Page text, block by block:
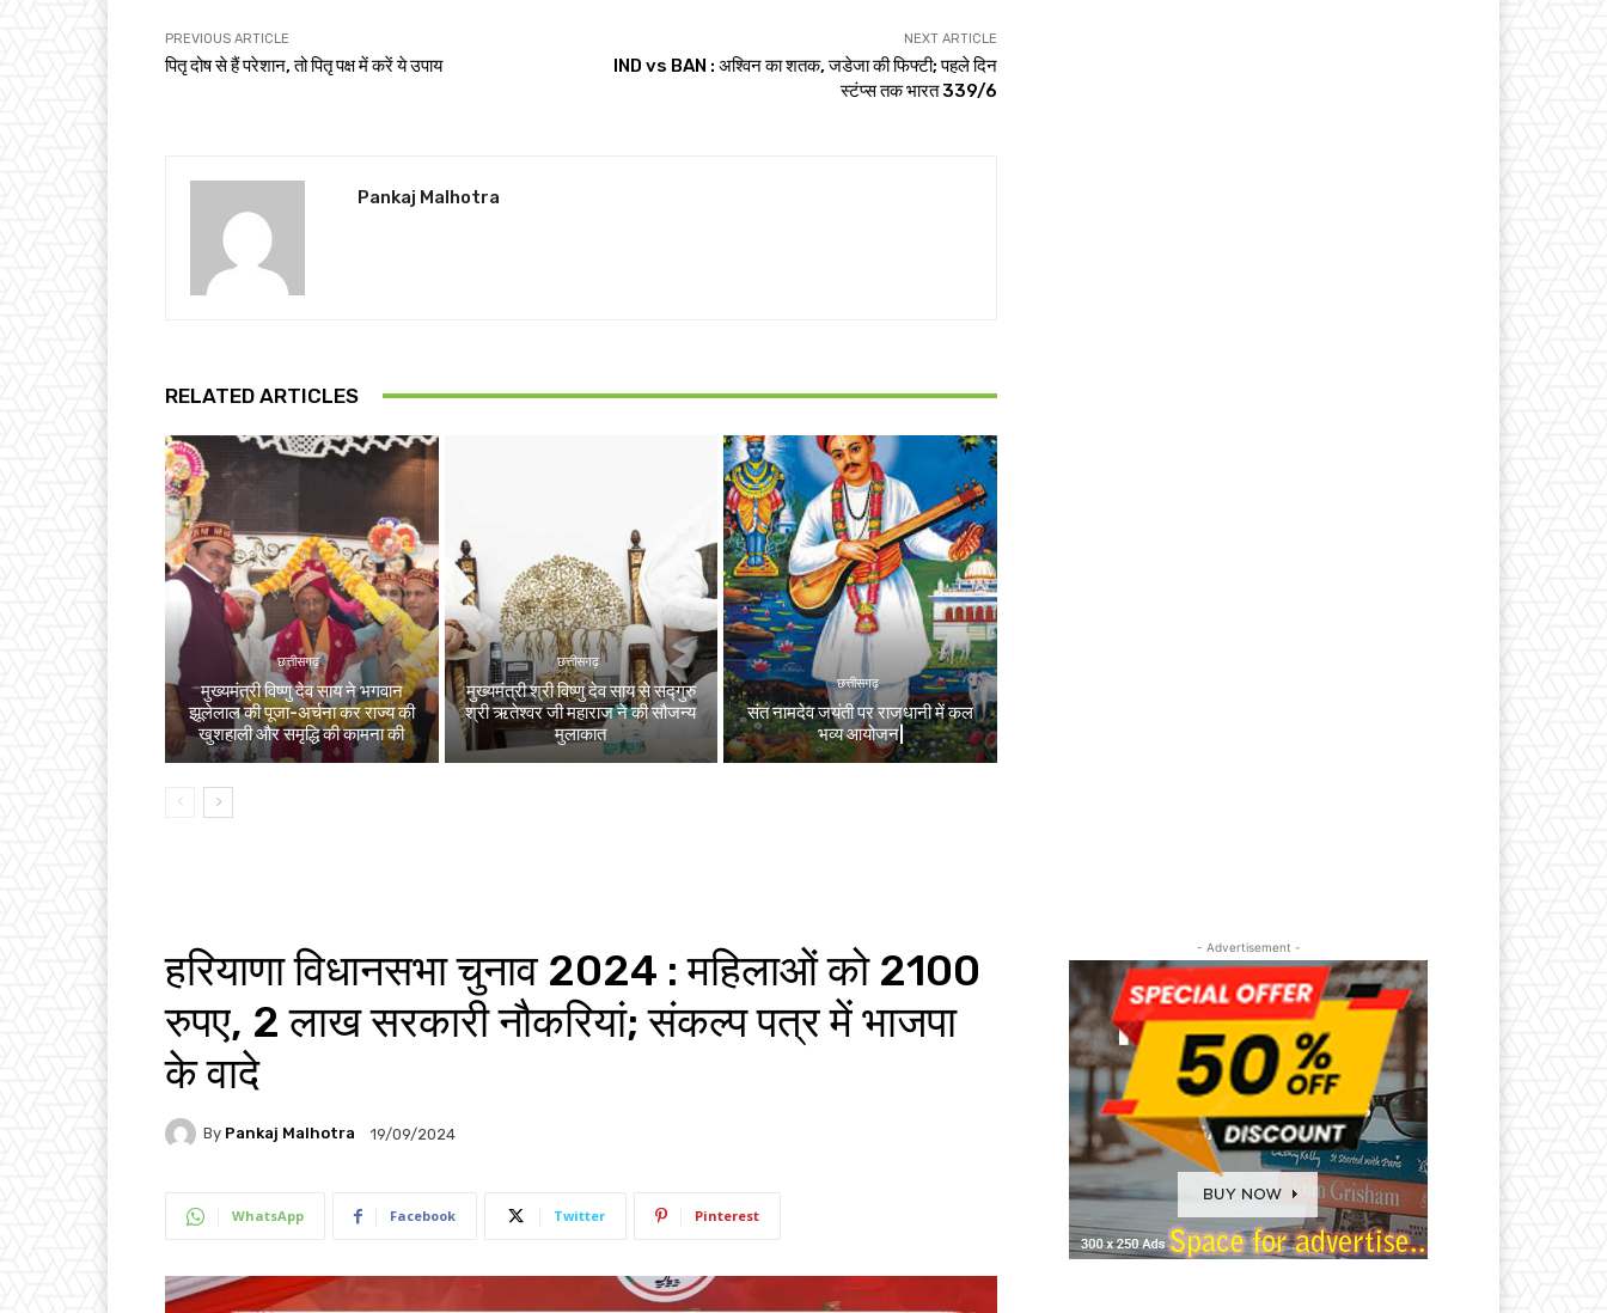
PREVIOUS ARTICLE
पितृ दोष से हैं परेशान, तो पितृ पक्ष में करें ये उपाय
NEXT ARTICLE
IND vs BAN : अश्विन का शतक, जडेजा की फिफ्टी; पहले दिन
स्टंप्स तक भारत 339/6
Pankaj Malhotra
RELATED ARTICLES
छत्तीसगढ़
मुख्यमंत्री विष्णु देव साय ने भगवान
झूलेलाल की पूजा-अर्चना कर राज्य की
खुशहाली और समृद्धि की कामना की
छत्तीसगढ़
मुख्यमंत्री श्री विष्णु देव साय से सद्गुरु
श्री ऋतेश्वर जी महाराज ने की सौजन्य
मुलाकात
छत्तीसगढ़
संत नामदेव जयंती पर राजधानी में कल
भव्य आयोजन|
हरियाणा विधानसभा चुनाव 2024 : महिलाओं को 2100
रुपए, 2 लाख सरकारी नौकरियां; संकल्प पत्र में भाजपा
के वादे
By Pankaj Malhotra 19/09/2024
WhatsApp Facebook Twitter Pinterest
- Advertisement -